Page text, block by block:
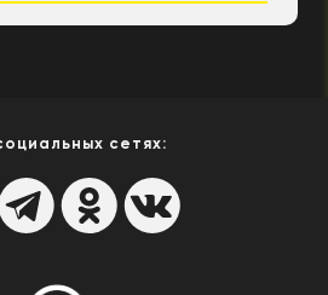
сетях: